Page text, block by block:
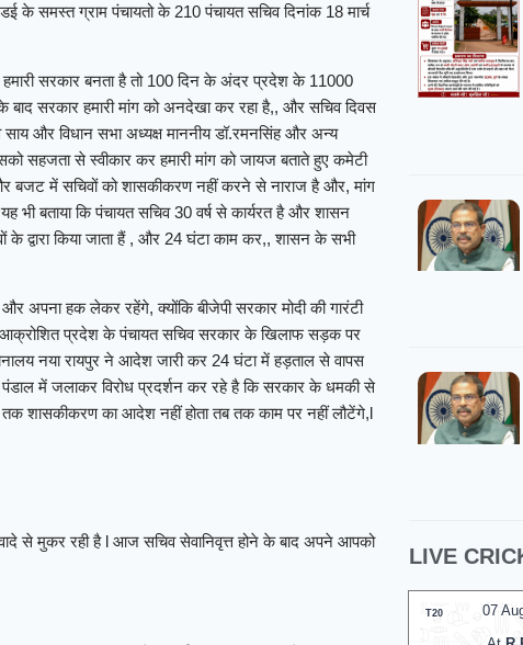
समस्त ग्राम पंचायतो के 210 पंचायत सचिव दिनांक 18 मार्च
हमारी सरकार बनता है तो 100 दिन के अंदर प्रदेश के 11000
बाद सरकार हमारी मांग को अनदेखा कर रहा है,, और सचिव दिवस
साय और विधान सभा अध्यक्ष माननीय डॉ.रमनसिंह और अन्य
सहजता से स्वीकार कर हमारी मांग को जायज बताते हुए कमेटी
बजट में सचिवों को शासकीकरण नहीं करने से नाराज है और, मांग
भी बताया कि पंचायत सचिव 30 वर्ष से कार्यरत है और शासन
द्वारा किया जाता हैं , और 24 घंटा काम कर,, शासन के सभी
अपना हक लेकर रहेंगे, क्योंकि बीजेपी सरकार मोदी की गारंटी
प्रदेश के पंचायत सचिव सरकार के खिलाफ सड़क पर
नया रायपुर ने आदेश जारी कर 24 घंटा में हड़ताल से वापस
में जलाकर विरोध प्रदर्शन कर रहे है कि सरकार के धमकी से
शासकीकरण का आदेश नहीं होता तब तक काम पर नहीं लौटेंगे,l
से मुकर रही है l आज सचिव सेवानिवृत्त होने के बाद अपने आपको
LIVE
07
T20